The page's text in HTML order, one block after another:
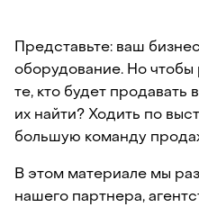
Представьте: ваш
оборудование. Но
те, кто будет продавать
их найти? Ходить по
большую команду
В этом материале мы
нашего партнера,